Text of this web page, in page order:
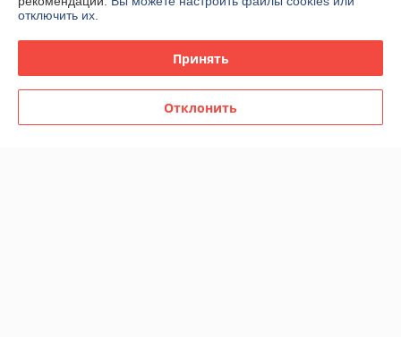
Доставка и оплата
отключить их.
Принять
Отклонить